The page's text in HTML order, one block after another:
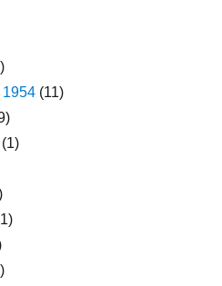
1954 (11)
(1)